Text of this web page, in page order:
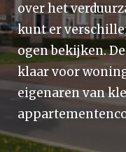
over het
kunt er
ogen bekijken.
klaar voor
eigenaren van